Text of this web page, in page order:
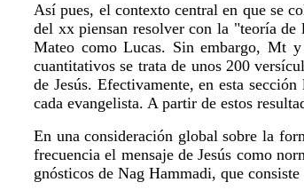
Así pues, el contexto central en que se
del xx piensan resolver con la "teoría de
Mateo como Lucas. Sin embargo, Mt
cuantitativos se trata de unos 200
de Jesús. Efectivamente, en esta
cada evangelista. A partir de estos
En una consideración global sobre la
frecuencia el mensaje de Jesús como
gnósticos de Nag Hammadi, que